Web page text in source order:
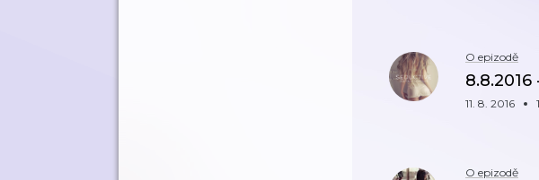
O epizodě
11. 8. 2016
O epizodě